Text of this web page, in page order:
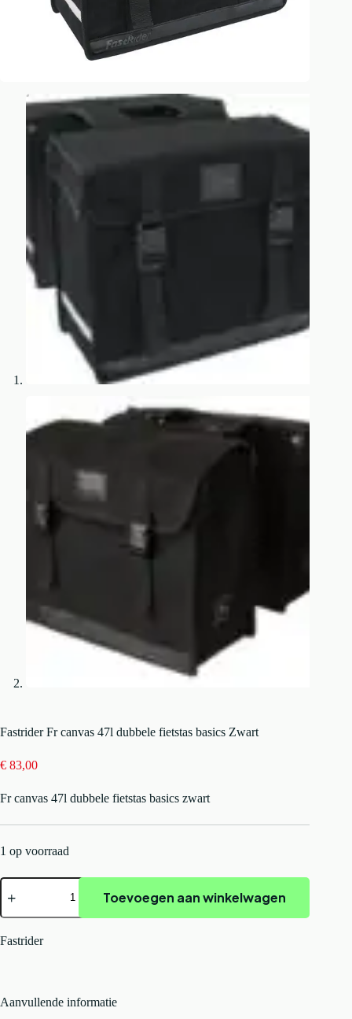
Fastrider Fr canvas 47l dubbele fietstas basics Zwart
€ 83,00
Fr canvas 47l dubbele fietstas basics zwart
1 op voorraad
Fastrider
Fr
dubbele
Toevoegen aan winkelwagen
Fastrider
Aanvullende informatie